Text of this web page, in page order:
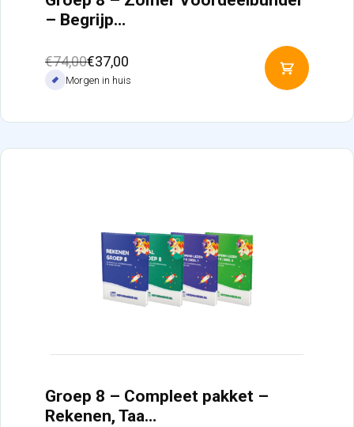
– Begrijp…
€74,00
Oorspronkelijke
prijs
€37,00
Huidige
prijsMorgen in huis
aan
Groep 8 – Compleet pakket –
Rekenen, Taa…